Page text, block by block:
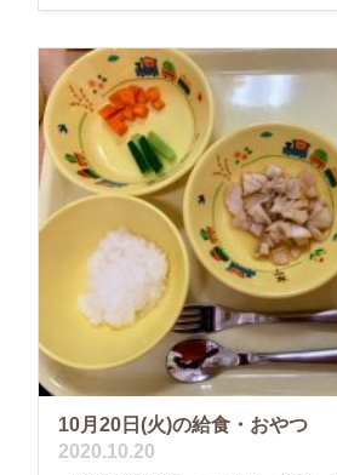
10月20日(火)の給食・おやつ
2020.10.20